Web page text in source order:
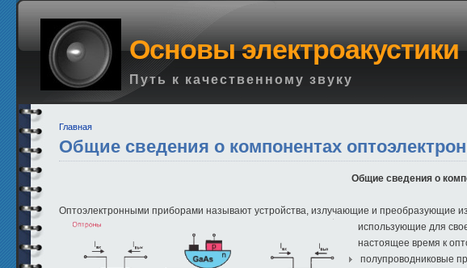
Основы электроакустики
Путь к качественному звуку
Главная
Общие сведения о компонентах
Общие сведения о
Оптоэлектронными приборами называют устройства, излучающие и преобразующие
использующие для
настоящее время к
полупроводниковые